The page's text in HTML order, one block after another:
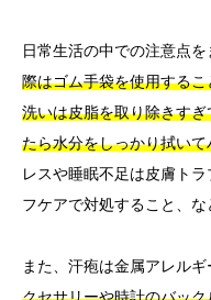
日常生活の中での注意点を
際はゴム手袋を使用する
洗いは皮脂を取り除きす
たら水分をしっかり拭い
レスや睡眠不足は皮膚ト
フケアで対処すること、な
また、汗疱は金属アレル